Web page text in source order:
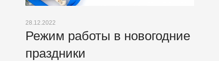
28.12.2022
Режим работы в новогодние
праздники